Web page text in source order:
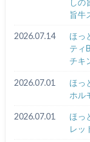
旨牛
2026.07.14
ほっ
ティ
チキ
2026.07.01
ほっ
ホル
2026.07.01
ほっ
レッ